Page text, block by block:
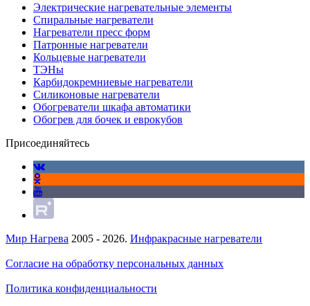
Электрические нагревательные элементы
Спиральные нагреватели
Нагреватели пресс форм
Патронные нагреватели
Кольцевые нагреватели
ТЭНы
Карбидокремниевые нагреватели
Силиконовые нагреватели
Обогреватели шкафа автоматики
Обогрев для бочек и еврокубов
Присоединяйтесь
Мир Нагрева 2005 - 2026. Инфракрасные нагреватели
Согласие на обработку персональных данных
Политика конфиденциальности